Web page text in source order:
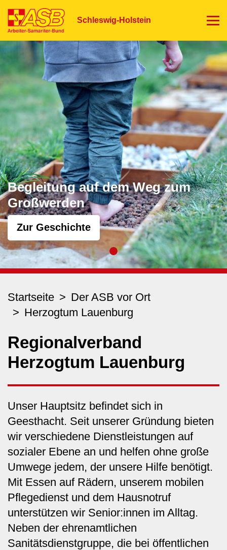
zum
Schleswig-Holstein
Begleitung auf dem Weg zum
Großwerden
Zur Geschichte
Startseite
Der ASB vor Ort
Herzogtum Lauenburg
Regionalverband
Herzogtum Lauenburg
Unser Hauptsitz befindet sich in
Geesthacht. Seit unserer Gründung bieten
wir verschiedene Dienstleistungen auf
sozialer Ebene an und helfen ohne große
Umwege jedem, der unsere Hilfe benötigt.
Mit Essen auf Rädern, unserem mobilen
Pflegedienst und dem Hausnotruf
unterstützen wir Senior:innen im Alltag.
Neben der ehrenamtlichen
Sanitätsdienstgruppe, die bei öffentlichen